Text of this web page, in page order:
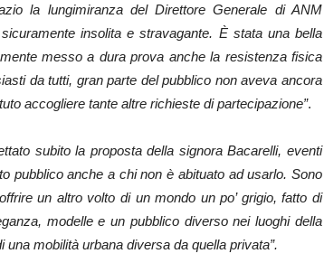
la lungimiranza del Direttore Generale di ANM
insolita e stravagante. È stata una bella
messo a dura prova anche la resistenza fisica
da tutti, gran parte del pubblico non aveva ancora
accogliere tante altre richieste di partecipazione”.
subito la proposta della signora Bacarelli, eventi
pubblico anche a chi non è abituato ad usarlo. Sono
un altro volto di un mondo un po’ grigio, fatto di
modelle e un pubblico diverso nei luoghi della
mobilità urbana diversa da quella privata”.